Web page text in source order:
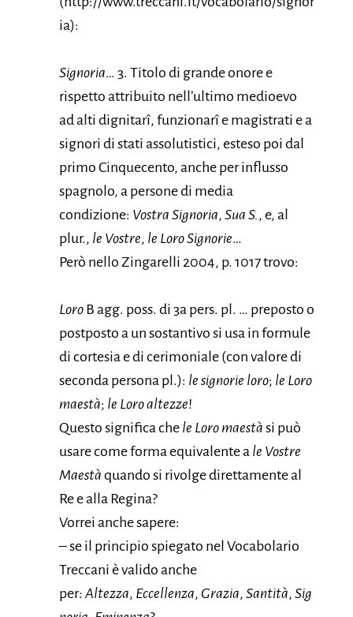
ia):
Signoria… 3. Titolo di grande onore e
rispetto attribuito nell’ultimo medioevo
ad alti dignitarî, funzionarî e magistrati e a
signori di stati assolutistici, esteso poi dal
primo Cinquecento, anche per influsso
spagnolo, a persone di media
condizione: Vostra Signoria, Sua S., e, al
plur., le Vostre, le Loro Signorie…
Però nello Zingarelli 2004, p. 1017 trovo:
Loro B agg. poss. di 3a pers. pl. … preposto o
postposto a un sostantivo si usa in formule
di cortesia e di cerimoniale (con valore di
seconda persona pl.): le signorie loro; le Loro
maestà; le Loro altezze!
Questo significa che le Loro maestà si può
usare come forma equivalente a le Vostre
Maestà quando si rivolge direttamente al
Re e alla Regina?
Vorrei anche sapere:
– se il principio spiegato nel Vocabolario
Treccani è valido anche
per: Altezza, Eccellenza, Grazia, Santità, Sig